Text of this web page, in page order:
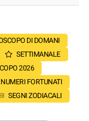
DI DOMANI
SETTIMANALE
2026
NUMERI FORTUNATI
SEGNI ZODIACALI